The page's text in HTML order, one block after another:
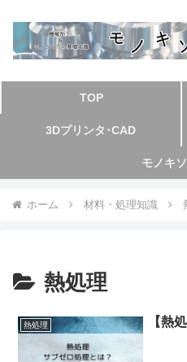
TOP
3Dプリンタ･CAD
モノキ
ホーム 材料・処理知識
熱処理
熱処理 【熱